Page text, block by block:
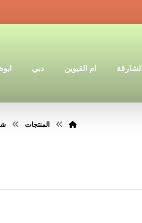
الشارقة ام القيوين دبي
المنتجات